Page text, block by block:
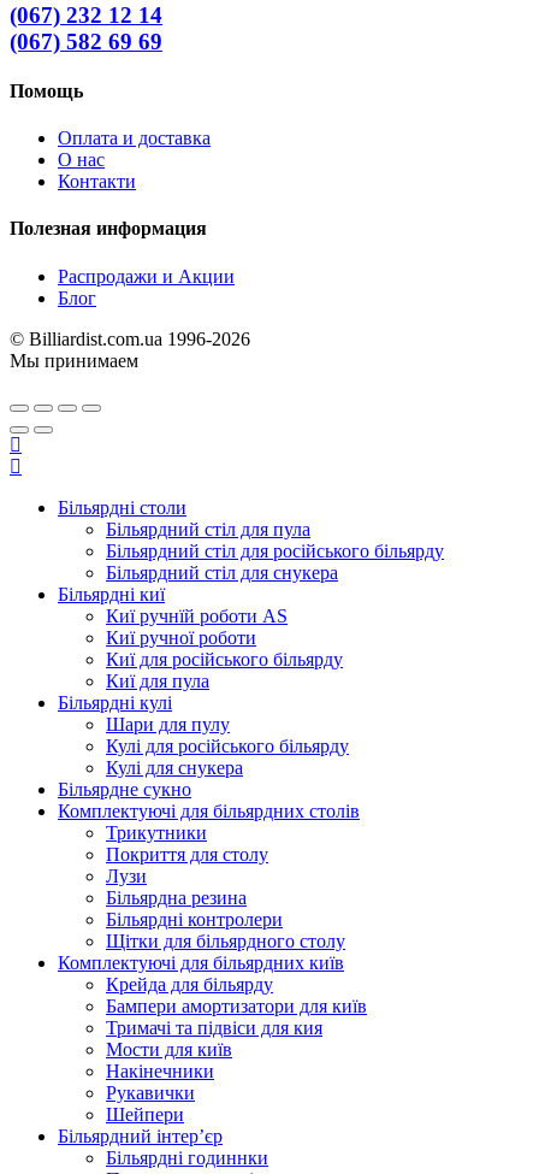
(067) 232 12 14
(067) 582 69 69
Помощь
Оплата и доставка
О нас
Контакти
Полезная информация
Распродажи и Акции
Блог
© Billiardist.com.ua 1996-2026
Мы принимаем
Більярдні столи
Більярдний стіл для пула
Більярдний стіл для російського більярду
Більярдний стіл для снукера
Більярдні киї
Киї ручнїй роботи AS
Киї ручної роботи
Киї для російського більярду
Киї для пула
Більярдні кулі
Шари для пулу
Кулі для російського більярду
Кулі для снукера
Більярдне сукно
Комплектуючі для більярдних столів
Трикутники
Покриття для столу
Лузи
Більярдна резина
Більярдні контролери
Щітки для більярдного столу
Комплектуючі для більярдних київ
Крейда для більярду
Бампери амортизатори для київ
Тримачі та підвіси для кия
Мости для київ
Накінечники
Рукавички
Шейпери
Більярдний інтер’єр
Більярдні годиннки